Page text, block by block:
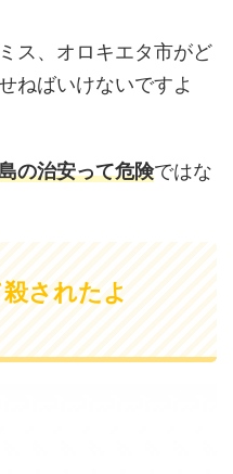
ス、オロキエタ市がど
ねばいけないですよ
の治安って危険ではな
されたよ